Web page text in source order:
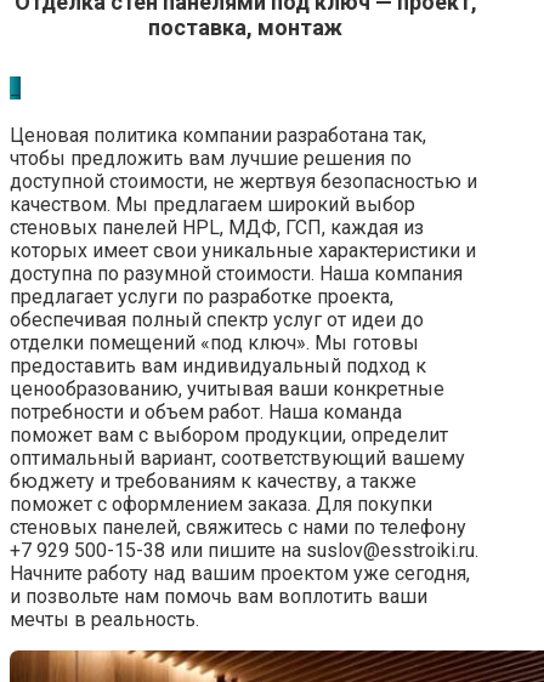
поставка, монтаж
Ценовая политика компании разработана так,
чтобы предложить вам лучшие решения по
доступной стоимости, не жертвуя безопасностью и
качеством. Мы предлагаем широкий выбор
стеновых панелей HPL, МДФ, ГСП, каждая из
которых имеет свои уникальные характеристики и
доступна по разумной стоимости. Наша компания
предлагает услуги по разработке проекта,
обеспечивая полный спектр услуг от идеи до
отделки помещений «под ключ». Мы готовы
предоставить вам индивидуальный подход к
ценообразованию, учитывая ваши конкретные
потребности и объем работ. Наша команда
поможет вам с выбором продукции, определит
оптимальный вариант, соответствующий вашему
бюджету и требованиям к качеству, а также
поможет с оформлением заказа. Для покупки
стеновых панелей, свяжитесь с нами по телефону
+7 929 500-15-38 или пишите на suslov@esstroiki.ru.
Начните работу над вашим проектом уже сегодня,
и позвольте нам помочь вам воплотить ваши
мечты в реальность.